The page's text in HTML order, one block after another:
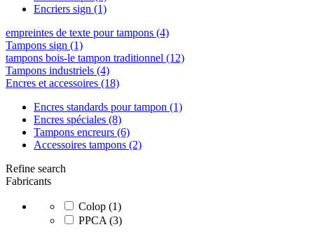
Encriers sign (1)
empreintes de texte pour tampons (4)
Tampons sign (1)
tampons bois-le tampon traditionnel (12)
Tampons industriels (4)
Encres et accessoires (18)
Encres standards pour tampon (1)
Encres spéciales (8)
Tampons encreurs (6)
Accessoires tampons (2)
Refine search
Fabricants
Colop (1)
PPCA (3)